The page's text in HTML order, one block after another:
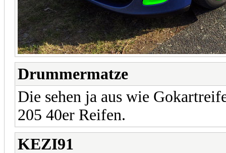
Drummermatze
Die sehen ja aus wie
205 40er Reifen.
KEZI91